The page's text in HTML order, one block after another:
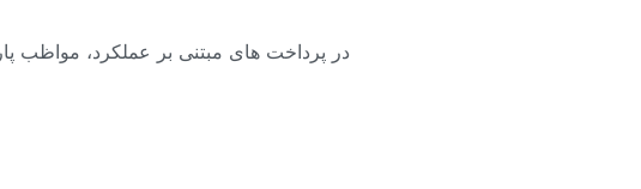
در پرداخت های مبتنی بر عملکرد، مواظب